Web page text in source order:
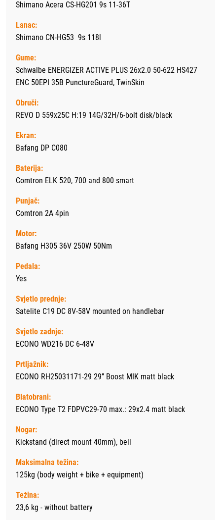
Shimano Acera CS-HG201 9s 11-36T
Lanac:
Shimano CN-HG53 9s 118l
Gume:
Schwalbe ENERGIZER ACTIVE PLUS 26x2.0 50-622 HS427
ENC 50EPI 35B PunctureGuard, TwinSkin
Obruči:
REVO D 559x25C H:19 14G/32H/6-bolt disk/black
Ekran:
Bafang DP C080
Baterija:
Comtron ELK 520, 700 and 800 smart
Punjač:
Comtron 2A 4pin
Motor:
Bafang H305 36V 250W 50Nm
Pedala:
Yes
Svjetlo prednje:
Satelite C19 DC 8V-58V mounted on handlebar
Svjetlo zadnje:
ECONO WD216 DC 6-48V
Prtljažnik:
ECONO RH25031171-29 29’’ Boost MIK matt black
Blatobrani:
ECONO Type T2 FDPVC29-70 max.: 29x2.4 matt black
Nogar:
Kickstand (direct mount 40mm), bell
Maksimalna težina:
125kg (body weight + bike + equipment)
Težina:
23,6 kg - without battery